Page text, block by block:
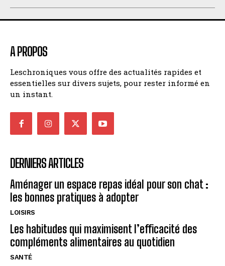
A PROPOS
Leschroniques vous offre des actualités rapides et
essentielles sur divers sujets, pour rester informé en
un instant.
DERNIERS ARTICLES
Aménager un espace repas idéal pour son chat :
les bonnes pratiques à adopter
LOISIRS
Les habitudes qui maximisent l’efficacité des
compléments alimentaires au quotidien
SANTÉ